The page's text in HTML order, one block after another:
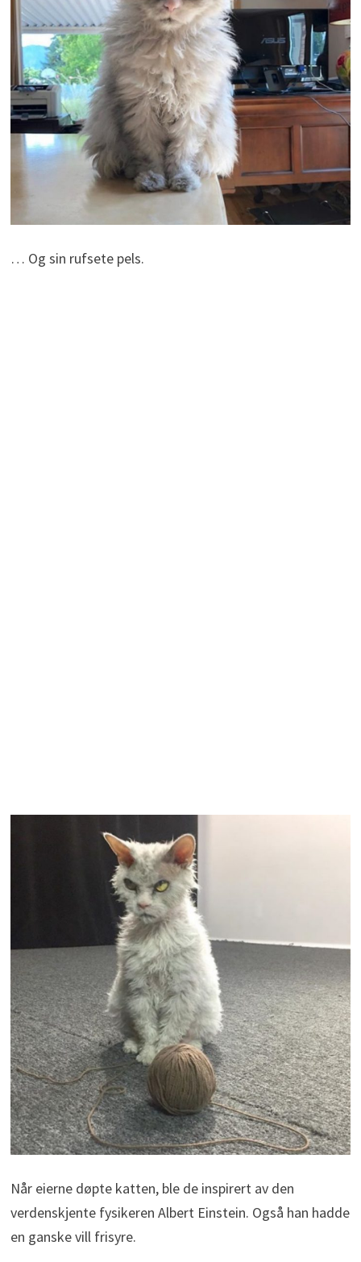
… Og sin rufsete pels.
Når eierne døpte katten, ble de inspirert av den
verdenskjente fysikeren Albert Einstein. Også han hadde
en ganske vill frisyre.